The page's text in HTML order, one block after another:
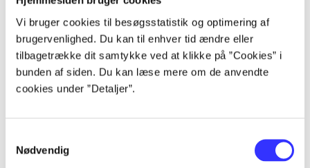
Vi bruger cookies til besøgsstatistik og optimering af
brugervenlighed. Du kan til enhver tid ændre eller
tilbagetrække dit samtykke ved at klikke på ”Cookies” i
bunden af siden. Du kan læse mere om de anvendte
cookies under ”Detaljer”.
Nødvendig
Alle registrerede artikler fordelt på udgivelser
...
...